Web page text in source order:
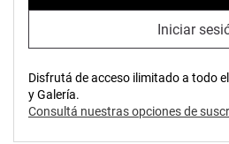
Iniciar
Disfrutá de acceso ilimitado a todo
y Galería.
Consultá nuestras opciones de